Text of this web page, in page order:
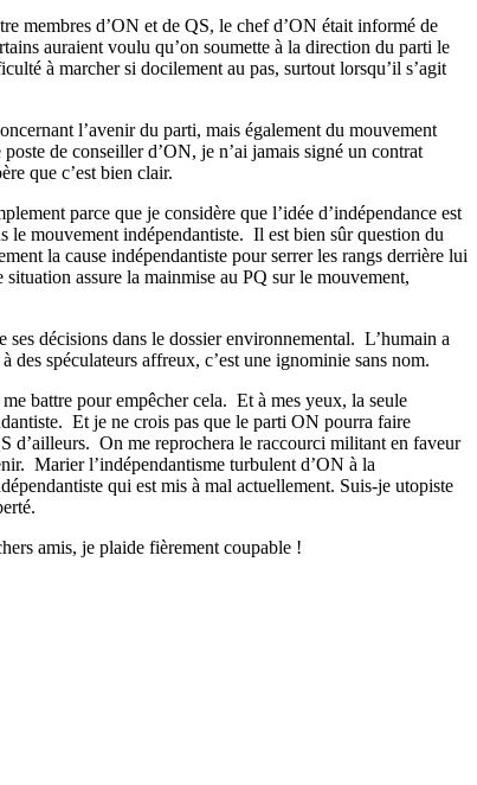
membres d’ON et de QS, le chef d’ON était informé de
auraient voulu qu’on soumette à la direction du parti le
à marcher si docilement au pas, surtout lorsqu’il s’agit
l’avenir du parti, mais également du mouvement
de conseiller d’ON, je n’ai jamais signé un contrat
que c’est bien clair.
parce que je considère que l’idée d’indépendance est
le mouvement indépendantiste. Il est bien sûr question du
la cause indépendantiste pour serrer les rangs derrière lui
situation assure la mainmise au PQ sur le mouvement,
décisions dans le dossier environnemental. L’humain a
spéculateurs affreux, c’est une ignominie sans nom.
battre pour empêcher cela. Et à mes yeux, la seule
Et je ne crois pas que le parti ON pourra faire
d’ailleurs. On me reprochera le raccourci militant en faveur
Marier l’indépendantisme turbulent d’ON à la
qui est mis à mal actuellement. Suis-je utopiste
amis, je plaide fièrement coupable !